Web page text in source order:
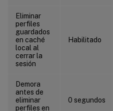
Eliminar
perfiles
guardados
en caché
local al
cerrar la
sesión
Habilitado
Demora
antes de
eliminar
perfiles en
0 segundos